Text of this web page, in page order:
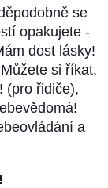
se
opakujete -
dost lásky!
si říkat,
(pro řidiče),
a